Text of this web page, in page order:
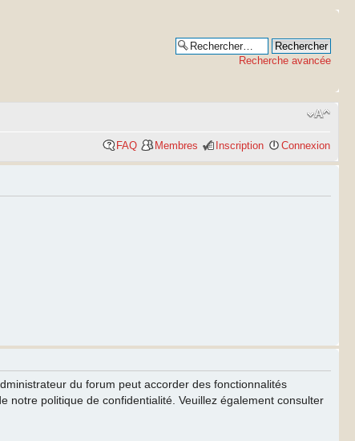
Recherche avancée
FAQ Membres Inscription Connexion
du forum peut accorder des fonctionnalités
notre politique de confidentialité. Veuillez également consulter